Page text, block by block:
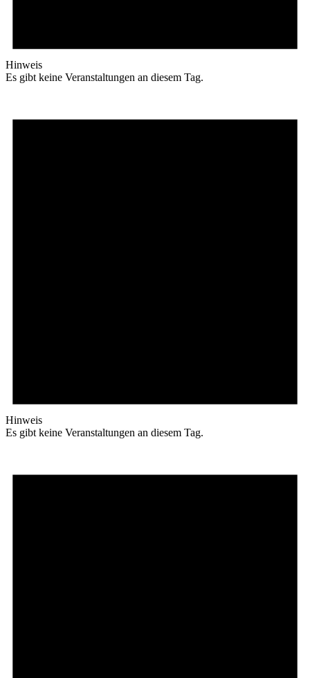
Hinweis
Es gibt keine Veranstaltungen an diesem Tag.
Hinweis
Es gibt keine Veranstaltungen an diesem Tag.